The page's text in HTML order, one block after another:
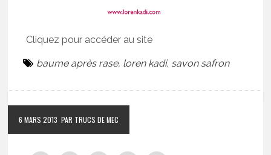
Cliquez pour accéder au site
baume après rase, loren kadi, savon safron
6 MARS 2013 PAR TRUCS DE MEC